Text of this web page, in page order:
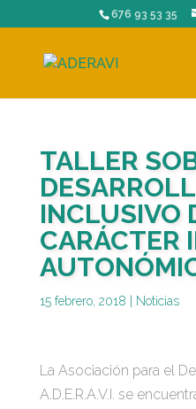
676 93 53 35
TALLER
INCLUSIVO
CARÁCTER
15 febrero, 2018 Noticias
La Asociación para el
A.D.E.R.A.V.I. se